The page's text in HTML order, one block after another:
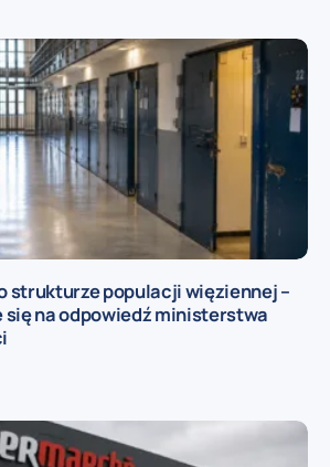
strukturze populacji więziennej –
się na odpowiedź ministerstwa